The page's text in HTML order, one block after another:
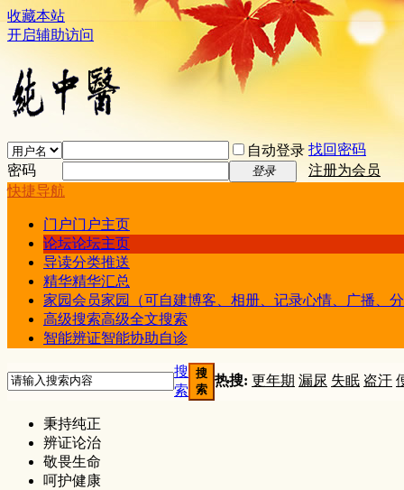
收藏本站
开启辅助访问
自动登录 找回密码
密码
登录
注册为会员
快捷导航
门户门户主页
论坛论坛主页
导读分类推送
精华精华汇总
家园会员家园（可自建博客、相册、记录心情、广播、
高级搜索高级全文搜索
智能辨证智能协助自诊
搜
索
搜
索
热搜: 更年期 漏尿 失眠 盗汗
秉持纯正
辨证论治
敬畏生命
呵护健康